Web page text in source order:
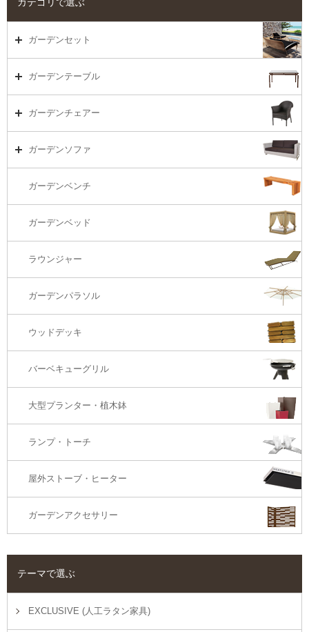
ガーデンセット
ガーデンセット（海外在庫）
ラウンジ・ベッド
ガーデンテーブル
ガーデンテーブルTOP
コーヒーテーブル
カウンター・バーテーブル
ガーデンチェアー
ガーデンチェアーTOP
カウンター・バーチェアー
ガーデンソファ
ガーデンソファTOP
3Sソファ
オットマン・スツール
ガーデンベンチ
ガーデンベッド
ラウンジャー
ガーデンパラソル
ウッドデッキ
バーベキューグリル
大型プランター・植木鉢
ランプ・トーチ
屋外ストーブ・ヒーター
ガーデンアクセサリー
テーマで選ぶ
EXCLUSIVE (人工ラタン家具)